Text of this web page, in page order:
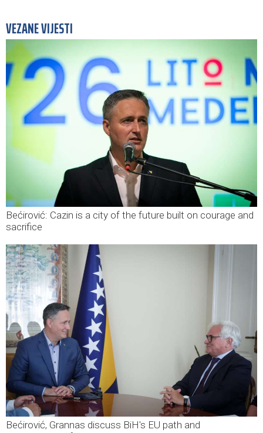
VEZANE VIJESTI
Bećirović: Cazin is a city of the future built on courage and
sacrifice
Bećirović, Grannas discuss BiH's EU path and